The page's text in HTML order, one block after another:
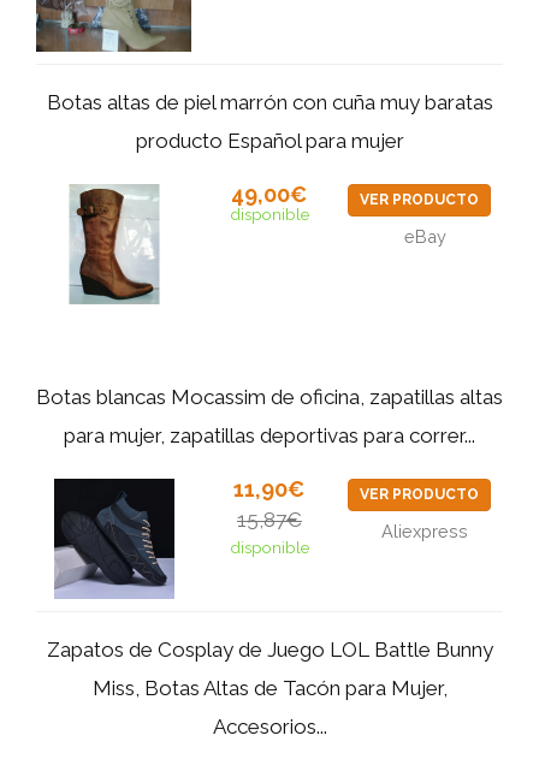
Botas altas de piel marrón con cuña muy baratas
producto Español para mujer
49,00€
disponible
VER PRODUCTO
eBay
Botas blancas Mocassim de oficina, zapatillas altas
para mujer, zapatillas deportivas para correr...
11,90€
15,87€
disponible
VER PRODUCTO
Aliexpress
Zapatos de Cosplay de Juego LOL Battle Bunny
Miss, Botas Altas de Tacón para Mujer,
Accesorios...